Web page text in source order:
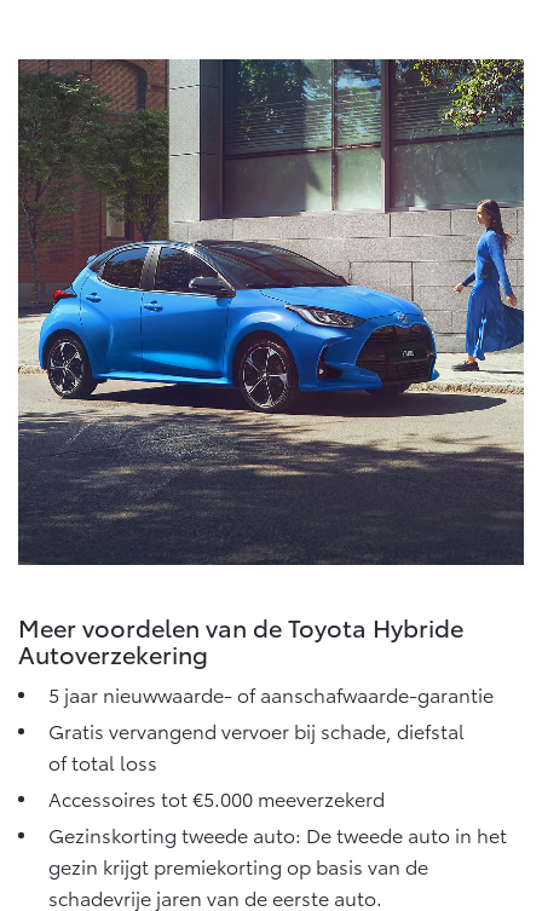
Meer voordelen van de Toyota Hybride
Autoverzekering
5 jaar nieuwwaarde- of aanschafwaarde-garantie
Gratis vervangend vervoer bij schade, diefstal
of total loss
Accessoires tot €5.000 meeverzekerd
Gezinskorting tweede auto: De tweede auto in het
gezin krijgt premiekorting op basis van de
schadevrije jaren van de eerste auto.